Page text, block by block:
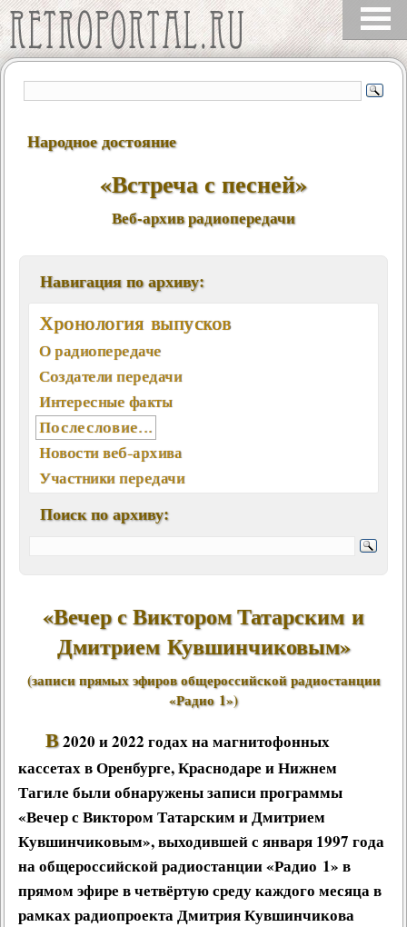
Народное достояние
«Встреча с песней»
Веб-архив радиопередачи
Навигация по архиву:
Хронология выпусков
О радиопередаче
Создатели передачи
Интересные факты
Послесловие...
Новости веб-архива
Участники передачи
Статьи, интервью, книги
Мелодии экрана и сцены
Памятные даты августа
Песни, мелодии
Вокалисты
Поэты
Ансамбли, оркестры, хоры
Из фонотеки «Встречи...»
Другие работы В.В.Татарского
Из архива «Радио России»
Предтеча «Встречи с песней»
Поиск по архиву:
«Вечер с Виктором Татарским и
Дмитрием Кувшинчиковым»
(записи прямых эфиров общероссийской радиостанции
«Радио 1»)
В2020 и 2022 годах на магнитофонных
кассетах в Оренбурге, Краснодаре и Нижнем
Тагиле были обнаружены записи программы
«Вечер с Виктором Татарским и Дмитрием
Кувшинчиковым», выходившей с января 1997 года
на общероссийской радиостанции «Радио 1» в
прямом эфире в четвёртую среду каждого месяца в
рамках радиопроекта Дмитрия Кувшинчикова